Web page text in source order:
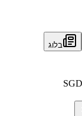
בלוג
SGD